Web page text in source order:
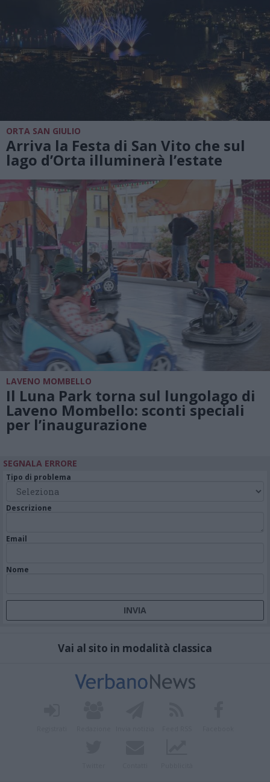
ORTA SAN GIULIO
Arriva la Festa di San Vito che sul
lago d’Orta illuminerà l’estate
LAVENO MOMBELLO
Il Luna Park torna sul lungolago di
Laveno Mombello: sconti speciali
per l’inaugurazione
SEGNALA ERRORE
Tipo di problema
Descrizione
Email
Nome
Vai al sito in modalità classica